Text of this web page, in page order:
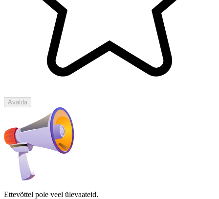
Avalda
Ettevõttel pole veel ülevaateid.